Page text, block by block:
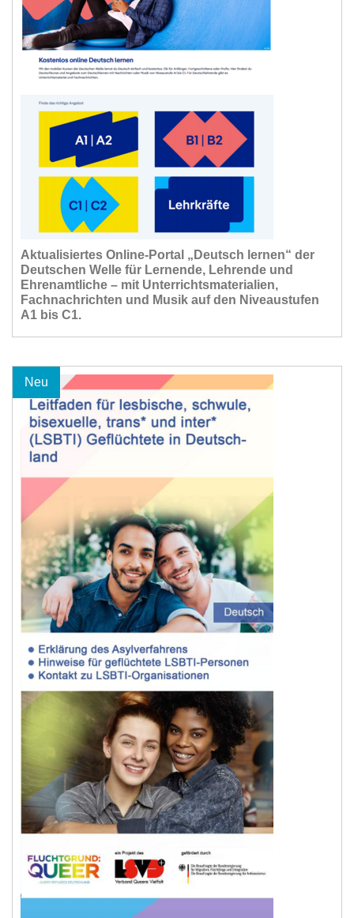
Aktualisiertes Online-Portal „Deutsch lernen“ der
Deutschen Welle für Lernende, Lehrende und
Ehrenamtliche – mit Unterrichtsmaterialien,
Fachnachrichten und Musik auf den Niveaustufen
A1 bis C1.
Neu